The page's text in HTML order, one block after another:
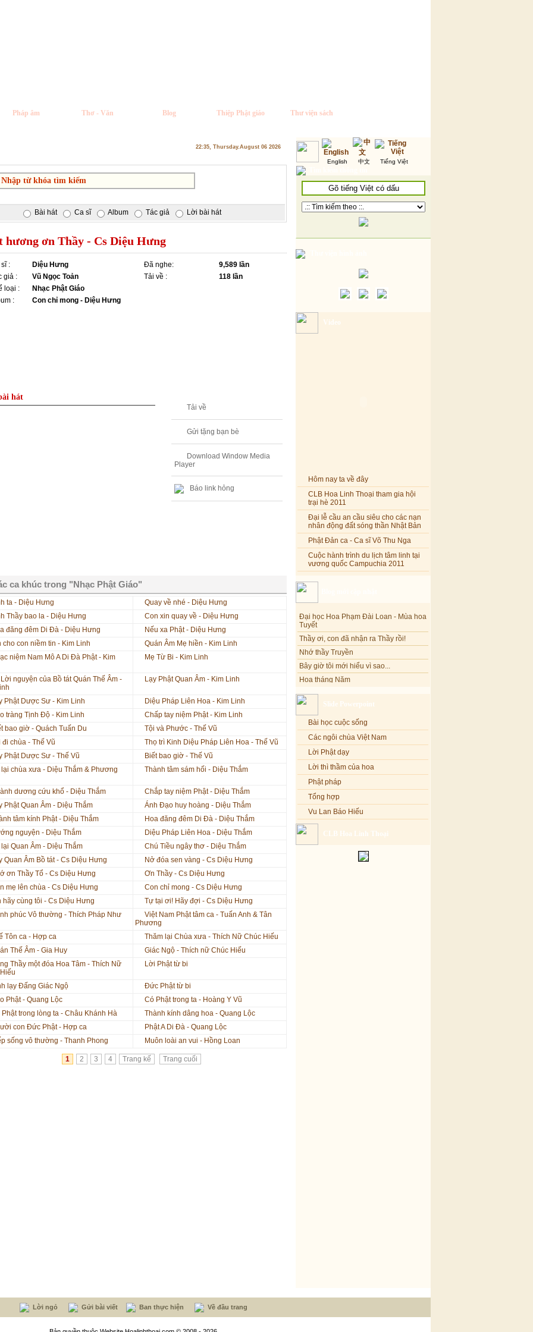
Pháp âm Thơ - Văn Blog Thiệp Phật giáo Thư viện sách
22:35, Thursday.August 06 2026
Bài hát Ca sĩ Album Tác giả Lời bài hát
hương ơn Thầy - Cs Diệu Hưng
:
Diệu Hưng
giả :
Vũ Ngọc Toản
loại :
Nhạc Phật Giáo
:
Con chỉ mong - Diệu Hưng
Đã nghe:
9,589 lần
Tải về :
118 lần
hát
Tải về
Gửi tặng bạn bè
Download Window Media
Player
Báo link hỏng
ca khúc trong "Nhạc Phật Giáo"
ta - Diệu Hưng
Quay về nhé - Diệu Hưng
Thầy bao la - Diệu Hưng
Con xin quay về - Diệu Hưng
đăng đêm Di Đà - Diệu Hưng
Nếu xa Phật - Diệu Hưng
cho con niềm tin - Kim Linh
Quán Âm Mẹ hiền - Kim Linh
niệm Nam Mô A Di Đà Phật - Kim
Mẹ Từ Bi - Kim Linh
nguyện của Bồ tát Quán Thế Âm -
Lạy Phật Quan Âm - Kim Linh
Phật Dược Sư - Kim Linh
Diệu Pháp Liên Hoa - Kim Linh
tràng Tịnh Độ - Kim Linh
Chấp tay niệm Phật - Kim Linh
bao giờ - Quách Tuấn Du
Tội và Phước - Thế Vũ
đi chùa - Thế Vũ
Thọ trì Kinh Diệu Pháp Liên Hoa - Thế Vũ
Phật Dược Sư - Thế Vũ
Biết bao giờ - Thế Vũ
lại chùa xưa - Diệu Thắm & Phương
Thành tâm sám hối - Diệu Thắm
dương cứu khổ - Diệu Thắm
Chắp tay niệm Phật - Diệu Thắm
Phật Quan Âm - Diệu Thắm
Ánh Đạo huy hoàng - Diệu Thắm
tâm kính Phật - Diệu Thắm
Hoa đăng đêm Di Đà - Diệu Thắm
nguyện - Diệu Thắm
Diệu Pháp Liên Hoa - Diệu Thắm
Quan Âm - Diệu Thắm
Chú Tiều ngây thơ - Diệu Thắm
Quan Âm Bồ tát - Cs Diệu Hưng
Nở đóa sen vàng - Cs Diệu Hưng
ơn Thầy Tổ - Cs Diệu Hưng
Ơn Thầy - Cs Diệu Hưng
mẹ lên chùa - Cs Diệu Hưng
Con chỉ mong - Cs Diệu Hưng
hãy cùng tôi - Cs Diệu Hưng
Tự tại ơi! Hãy đợi - Cs Diệu Hưng
phúc Vô thường - Thích Pháp Như
Việt Nam Phật tâm ca - Tuấn Anh & Tân
Phương
Tôn ca - Hợp ca
Thăm lại Chùa xưa - Thích Nữ Chúc Hiếu
Thế Âm - Gia Huy
Giác Ngộ - Thích nữ Chúc Hiếu
Thầy một đóa Hoa Tâm - Thích Nữ
Lời Phật từ bi
lạy Đấng Giác Ngộ
Đức Phật từ bi
Phật - Quang Lộc
Có Phật trong ta - Hoàng Y Vũ
Phật trong lòng ta - Châu Khánh Hà
Thành kính dâng hoa - Quang Lộc
con Đức Phật - Hợp ca
Phật A Di Đà - Quang Lộc
sống vô thường - Thanh Phong
Muôn loài an vui - Hồng Loan
1 2 3 4 Trang kế Trang cuối
English 中文 Tiếng Việt
Video
Hôm nay ta về đây
CLB Hoa Linh Thoại tham gia hội
trại hè 2011
Đại lễ cầu an cầu siêu cho các nạn
nhân động đất sóng thần Nhật Bản
Phật Đản ca - Ca sĩ Võ Thu Nga
Cuộc hành trình du lịch tâm linh tại
vương quốc Campuchia 2011
Tuyết
Thầy ơi, con đã nhận ra Thầy rồi!
Nhớ thầy Truyền
Bây giờ tôi mới hiểu vì sao...
Hoa tháng Năm
Tôi mắc nợ ông Sáu
Đi tìm vũ khúc mùa hè
Mơ màng Phật dạy....
Lời thú tội của chị gái nhỏ nhen
Slide Powerpoint
Bài học cuộc sống
Các ngôi chùa Việt Nam
Lời Phật dạy
Lời thì thầm của hoa
Phật pháp
Tổng hợp
Vu Lan Báo Hiếu
CLB Hoa Linh Thoại
Lời ngỏ Gửi bài viết Ban thực hiện Về đầu trang